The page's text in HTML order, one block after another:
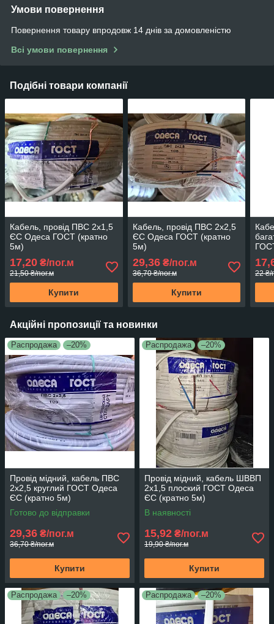
Умови повернення
Повернення товару впродовж 14 днів за домовленістю
Всі умови повернення
Подібні товари компанії
Кабель, провід ПВС 2х1,5
ЄС Одеса ГОСТ (кратно
5м)
17,20 ₴/пог.м
21,50 ₴/пог.м
Купити
Кабель, провід ПВС 2х2,5
ЄС Одеса ГОСТ (кратно
5м)
29,36₴/пог.м
36,70 ₴/пог.м
Купити
5м)
22 ₴/
Акційні пропозиції та новинки
Распродажа –20%
Провід мідний, кабель ПВС
2х2,5 круглий ГОСТ Одеса
ЄС (кратно 5м)
Готово до відправки
29,36 ₴/пог.м
36,70 ₴/пог.м
Купити
Распродажа –20%
Провід мідний, кабель ШВВП
2х1,5 плоский ГОСТ Одеса
ЄС (кратно 5м)
В наявності
15,92 ₴/пог.м
19,90 ₴/пог.м
Купити
Распродажа –20% Распродажа –20%